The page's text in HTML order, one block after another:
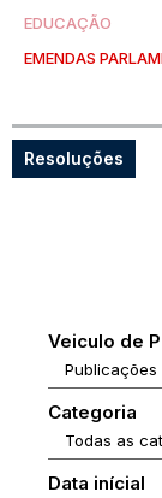
EDUCAÇÃO
EMENDAS
Resoluções
Veiculo de
Categoria
Data inícial